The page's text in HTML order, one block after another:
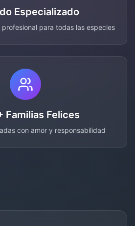
Especializado
para todas las especies
Familias Felices
con amor y responsabilidad